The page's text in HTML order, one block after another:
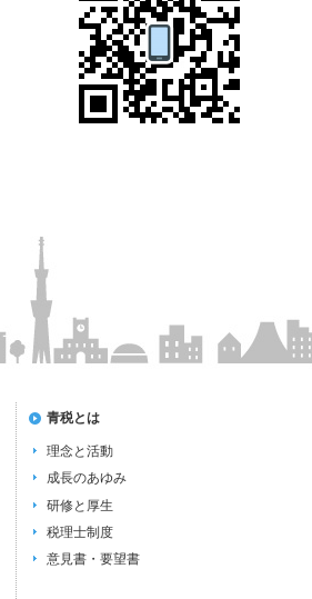
青税とは
理念と活動
成長のあゆみ
研修と厚生
税理士制度
意見書・要望書